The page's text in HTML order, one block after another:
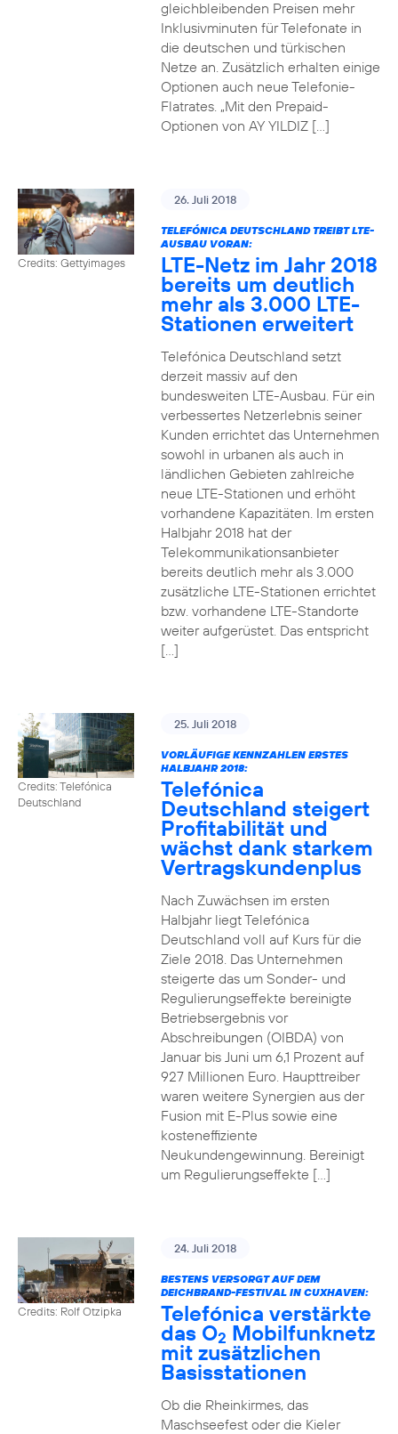
gleichbleibenden Preisen mehr
Inklusivminuten für Telefonate in
die deutschen und türkischen
Netze an. Zusätzlich erhalten einige
Optionen auch neue Telefonie-
Flatrates. „Mit den Prepaid-
Optionen von AY YILDIZ […]
Credits: Gettyimages
26. Juli 2018
TELEFÓNICA DEUTSCHLAND TREIBT LTE-
AUSBAU VORAN:
LTE-Netz im Jahr 2018
bereits um deutlich
mehr als 3.000 LTE-
Stationen erweitert
Telefónica Deutschland setzt
derzeit massiv auf den
bundesweiten LTE-Ausbau. Für ein
verbessertes Netzerlebnis seiner
Kunden errichtet das Unternehmen
sowohl in urbanen als auch in
ländlichen Gebieten zahlreiche
neue LTE-Stationen und erhöht
vorhandene Kapazitäten. Im ersten
Halbjahr 2018 hat der
Telekommunikationsanbieter
bereits deutlich mehr als 3.000
zusätzliche LTE-Stationen errichtet
bzw. vorhandene LTE-Standorte
weiter aufgerüstet. Das entspricht
[…]
Credits: Telefónica
Deutschland
25. Juli 2018
VORLÄUFIGE KENNZAHLEN ERSTES
HALBJAHR 2018:
Telefónica
Deutschland steigert
Profitabilität und
wächst dank starkem
Vertragskundenplus
Nach Zuwächsen im ersten
Halbjahr liegt Telefónica
Deutschland voll auf Kurs für die
Ziele 2018. Das Unternehmen
steigerte das um Sonder- und
Regulierungseffekte bereinigte
Betriebsergebnis vor
Abschreibungen (OIBDA) von
Januar bis Juni um 6,1 Prozent auf
927 Millionen Euro. Haupttreiber
waren weitere Synergien aus der
Fusion mit E-Plus sowie eine
kosteneffiziente
Neukundengewinnung. Bereinigt
um Regulierungseffekte […]
Credits: Rolf Otzipka
24. Juli 2018
BESTENS VERSORGT AUF DEM
DEICHBRAND-FESTIVAL IN CUXHAVEN:
Telefónica verstärkte
das O2 Mobilfunknetz
mit zusätzlichen
Basisstationen
Ob die Rheinkirmes, das
Maschseefest oder die Kieler